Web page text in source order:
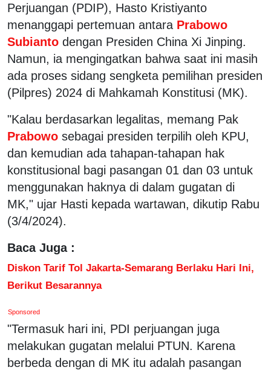
Perjuangan (PDIP), Hasto Kristiyanto
menanggapi pertemuan antara Prabowo
Subianto dengan Presiden China Xi Jinping.
Namun, ia mengingatkan bahwa saat ini masih
ada proses sidang sengketa pemilihan presiden
(Pilpres) 2024 di Mahkamah Konstitusi (MK).
"Kalau berdasarkan legalitas, memang Pak
Prabowo sebagai presiden terpilih oleh KPU,
dan kemudian ada tahapan-tahapan hak
konstitusional bagi pasangan 01 dan 03 untuk
menggunakan haknya di dalam gugatan di
MK," ujar Hasti kepada wartawan, dikutip Rabu
(3/4/2024).
Baca Juga :
Diskon Tarif Tol Jakarta-Semarang Berlaku Hari Ini,
Berikut Besarannya
Sponsored
"Termasuk hari ini, PDI perjuangan juga
melakukan gugatan melalui PTUN. Karena
berbeda dengan di MK itu adalah pasangan